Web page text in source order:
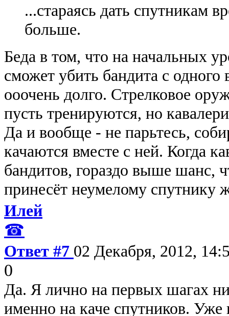
...стараясь дать спутникам
больше.
Беда в том, что на начальных
сможет убить бандита с
ооочень долго. Стрелковое
пусть тренируются, но
Да и вообще - не парьтесь,
качаются вместе с ней. Когда
бандитов, гораздо выше шанс,
принесёт неумелому спутнику
Илей
☎
Ответ #7 02 Декабря, 2012,
0
Да. Я лично на первых шагах
именно на каче спутников. Уже